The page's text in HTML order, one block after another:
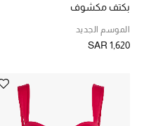
نسوقوا أحدث ما وصلنا
عرض جميع المنتجات
بكتف مكشوف
الموسم الجديد
SAR 1,620